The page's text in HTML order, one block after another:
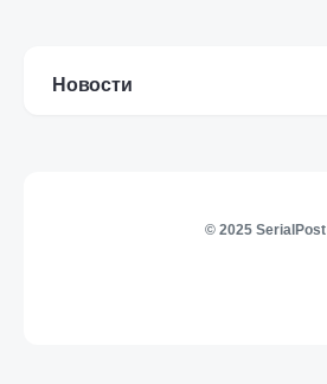
Новости
© 2025 SerialPost